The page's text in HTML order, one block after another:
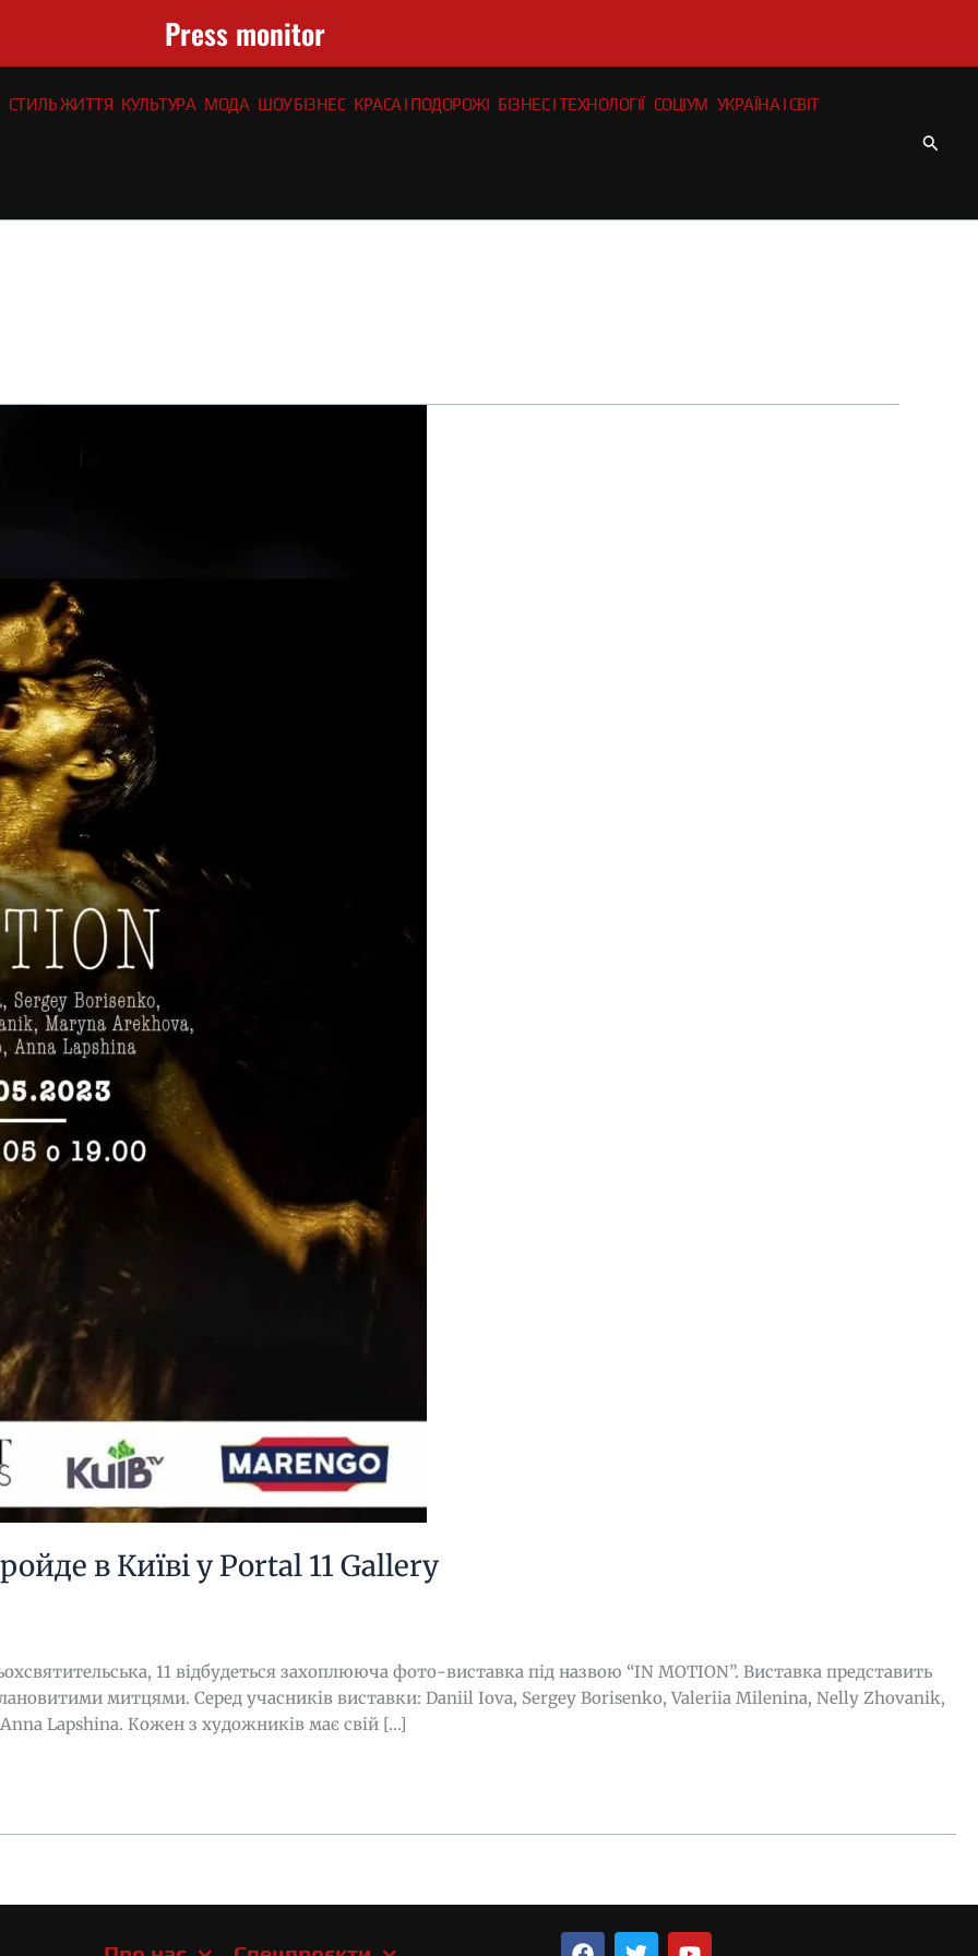
Press monitor
СТИЛЬ ЖИТТЯ КУЛЬТУРА МОДА ШОУ БІЗНЕС КРАСА І ПОДОРОЖІ БІЗНЕС І ТЕХНОЛОГІЇ СОЦІУМ УКРАЇНА І СВІТ
в Київі у Portal 11 Gallery
11 відбудеться захоплююча фото-виставка під назвою “IN MOTION”. Виставка представить
митцями. Серед учасників виставки: Daniil Iova, Sergey Borisenko, Valeriia Milenina, Nelly Zhovanik,
Lapshina. Кожен з художників має свій […]
F
T
Y